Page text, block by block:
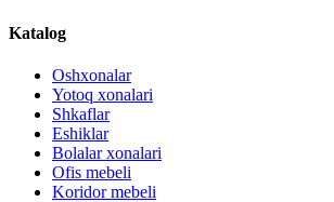
Katalog
Oshxonalar
Yotoq xonalari
Shkaflar
Eshiklar
Bolalar xonalari
Ofis mebeli
Koridor mebeli